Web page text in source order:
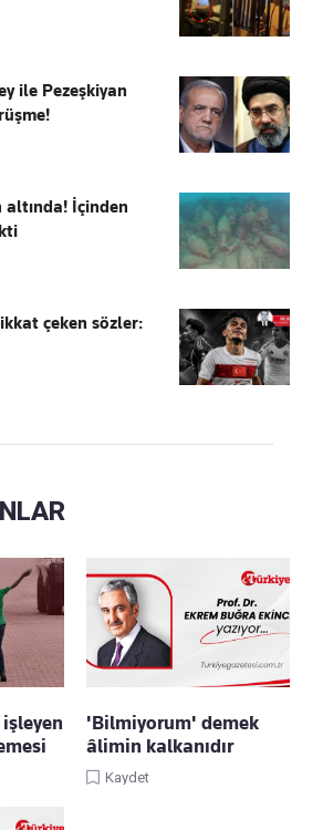
ile Pezeşkiyan
altında! İçinden
çeken sözler:
'Bilmiyorum' demek
âlimin kalkanıdır
Kaydet